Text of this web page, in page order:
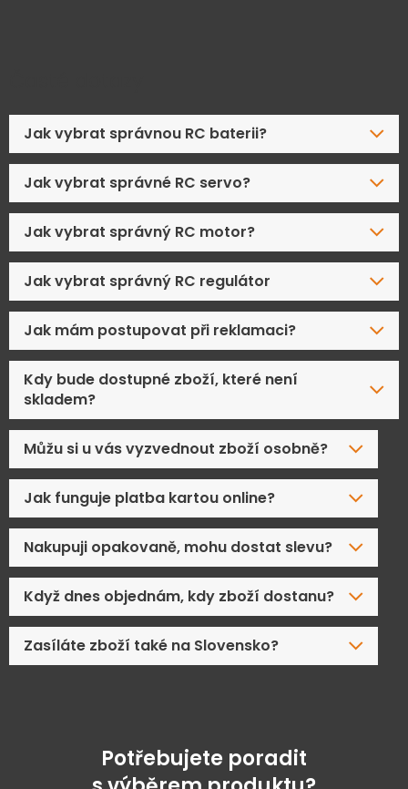
Jak vybrat správnou RC baterii?
Jak vybrat správné RC servo?
Jak vybrat správný RC motor?
Jak vybrat správný RC regulátor
Jak mám postupovat při reklamaci?
Kdy bude dostupné zboží, které není
skladem?
Můžu si u vás vyzvednout zboží osobně?
Jak funguje platba kartou online?
Nakupuji opakovaně, mohu dostat slevu?
Když dnes objednám, kdy zboží dostanu?
Zasíláte zboží také na Slovensko?
Potřebujete poradit